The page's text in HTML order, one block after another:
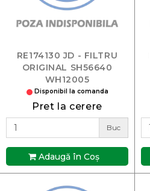
RE174130 JD - FILTRU
ORIGINAL SH56640
WH12005
Disponibil la comanda
Pret la cerere
Buc
Adaugă în Coş